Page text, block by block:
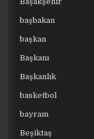
başbakan
başkan
Başkanı
Başkanlık
basketbol
bayram
Beşiktaş